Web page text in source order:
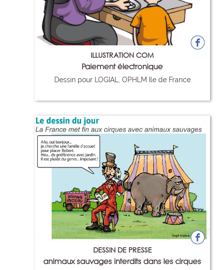
ILLUSTRATION COM
Paiement électronique
Dessin pour LOGIAL, OPHLM Ile de France
DESSIN DE PRESSE
animaux sauvages interdits dans les cirques